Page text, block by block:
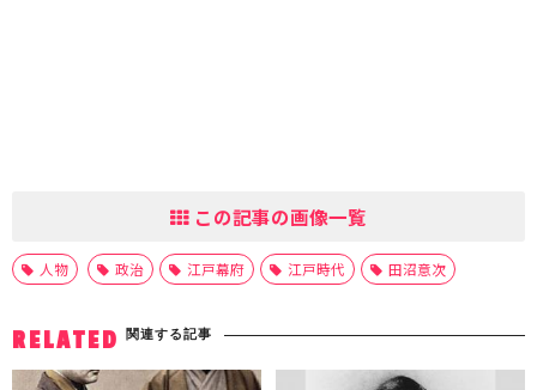
この記事の画像一覧
人物 政治 江戸幕府 江戸時代 田沼意次
RELATED 関連する記事